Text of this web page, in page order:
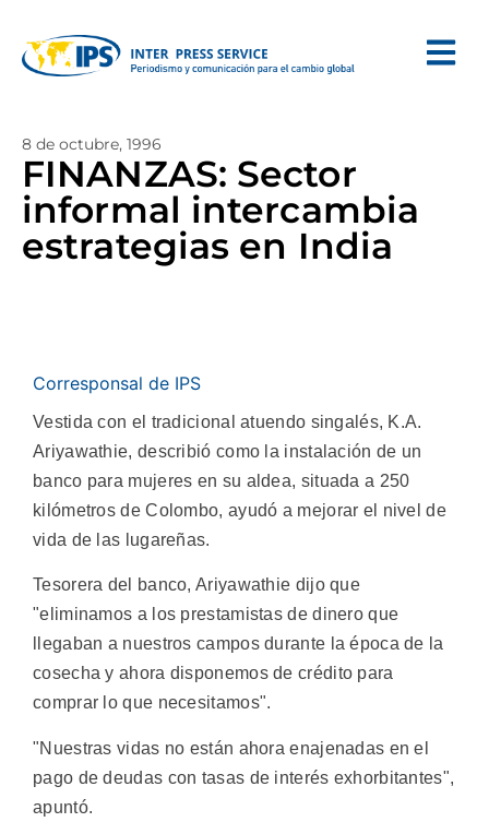
8 de octubre, 1996
FINANZAS: Sector
informal intercambia
estrategias en India
Corresponsal de IPS
Vestida con el tradicional atuendo singalés, K.A.
Ariyawathie, describió como la instalación de un
banco para mujeres en su aldea, situada a 250
kilómetros de Colombo, ayudó a mejorar el nivel de
vida de las lugareñas.
Tesorera del banco, Ariyawathie dijo que
"eliminamos a los prestamistas de dinero que
llegaban a nuestros campos durante la época de la
cosecha y ahora disponemos de crédito para
comprar lo que necesitamos".
"Nuestras vidas no están ahora enajenadas en el
pago de deudas con tasas de interés exhorbitantes",
apuntó.